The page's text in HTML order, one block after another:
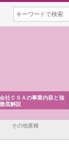
社ＣＳＡの事業内容と強
底解説
その他業種